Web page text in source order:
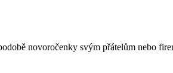
novoročenky svým přátelům nebo